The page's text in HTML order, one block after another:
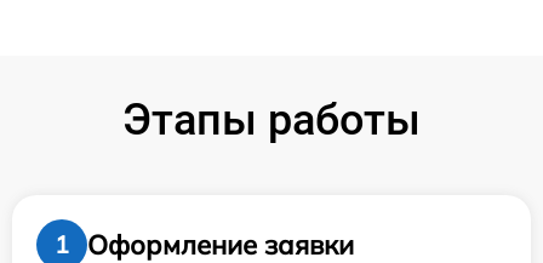
Этапы работы
1
Оформление заявки